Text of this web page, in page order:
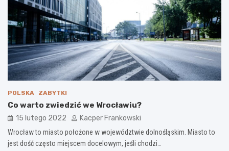
POLSKA ZABYTKI
Co warto zwiedzić we Wrocławiu?
15 lutego 2022 Kacper Frankowski
Wrocław to miasto położone w województwie dolnośląskim. Miasto to
jest dość często miejscem docelowym, jeśli chodzi…